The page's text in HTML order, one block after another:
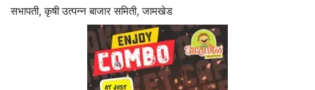
सभापती, कृषी उत्पन्न बाजार समिती, जामखेड